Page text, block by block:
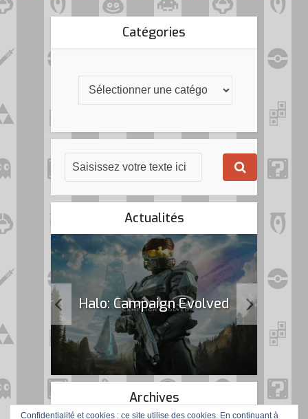
Catégories
Actualités
Halo: Campaign Evolved
Archives
Confidentialité et cookies : ce site utilise des cookies. En continuant à